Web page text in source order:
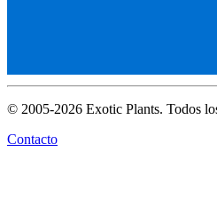
© 2005-2026 Exotic Plants. Todos
Contacto